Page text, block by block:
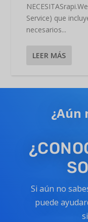
Service) que
necesarios...
LEER MÁS
¿Aún
Si aún no
puede